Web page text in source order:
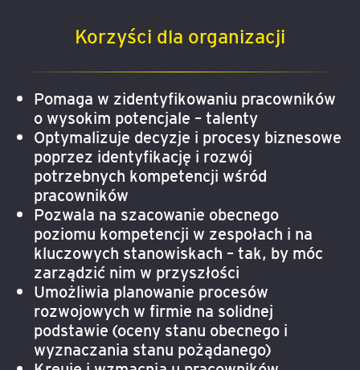
Korzyści dla organizacji
Pomaga w zidentyfikowaniu pracowników
o wysokim potencjale – talenty
Optymalizuje decyzje i procesy biznesowe
poprzez identyfikację i rozwój
potrzebnych kompetencji wśród
pracowników
Pozwala na szacowanie obecnego
poziomu kompetencji w zespołach i na
kluczowych stanowiskach – tak, by móc
zarządzić nim w przyszłości
Umożliwia planowanie procesów
rozwojowych w firmie na solidnej
podstawie (oceny stanu obecnego i
wyznaczania stanu pożądanego)